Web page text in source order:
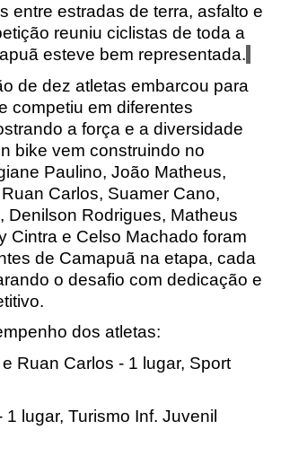
entre estradas de terra, asfalto e
reuniu ciclistas de toda a
esteve bem representada.
de dez atletas embarcou para
competiu em diferentes
a força e a diversidade
bike vem construindo no
Paulino, João Matheus,
Carlos, Suamer Cano,
, Denilson Rodrigues, Matheus
Cintra e Celso Machado foram
de Camapuã na etapa, cada
o desafio com dedicação e
dos atletas:
Ruan Carlos - 1 lugar, Sport
1 lugar, Turismo Inf. Juvenil